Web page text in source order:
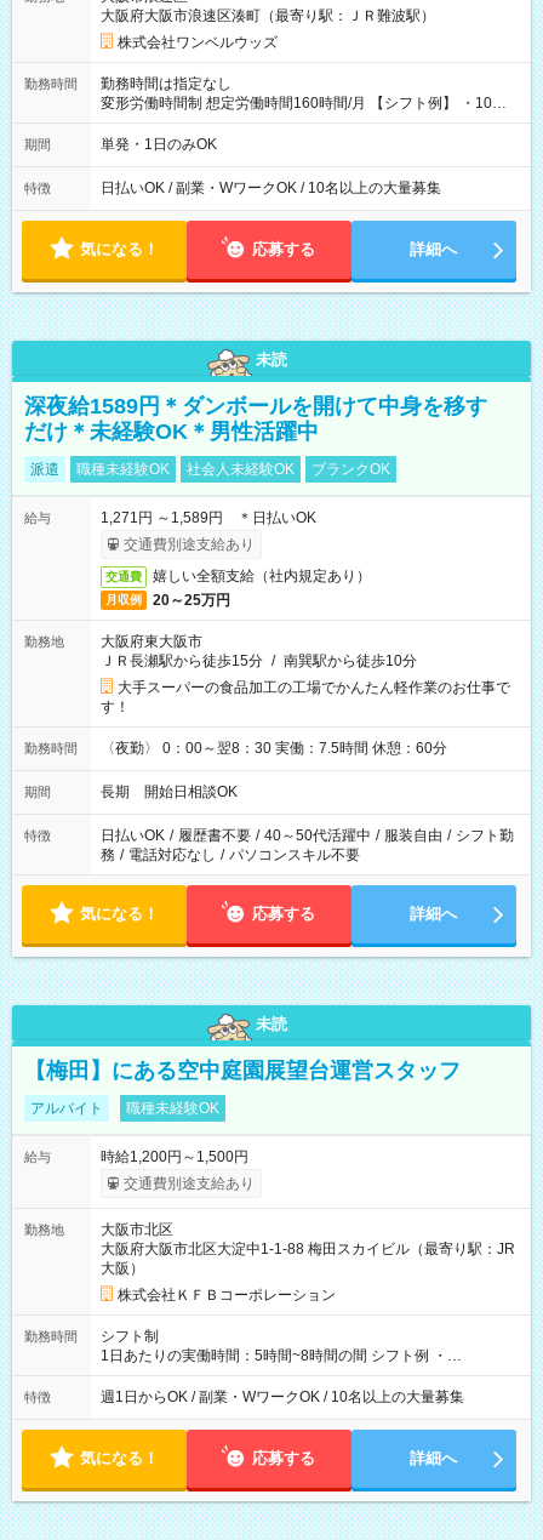
大阪府大阪市浪速区湊町（最寄り駅：ＪＲ難波駅）
株式会社ワンベルウッズ
勤務時間
勤務時間は指定なし
変形労働時間制 想定労働時間160時間/月 【シフト例】 ・10：
00～20：00
期間 単発・1日のみOK
特徴 日払いOK / 副業・WワークOK / 10名以上の大量募集
気になる！ 応募する 詳細へ
未読
深夜給1589円＊ダンボールを開けて中身を移す
だけ＊未経験OK＊男性活躍中
派遣 職種未経験OK 社会人未経験OK ブランクOK
給与
1,271円 ～1,589円 ＊日払いOK
交通費別途支給あり
交通費 嬉しい全額支給（社内規定あり）
月収例 20～25万円
勤務地
大阪府東大阪市
ＪＲ長瀬駅から徒歩15分 / 南巽駅から徒歩10分
大手スーパーの食品加工の工場でかんたん軽作業のお仕事で
す！
勤務時間 〈夜勤〉 0：00～翌8：30 実働：7.5時間 休憩：60分
期間 長期 開始日相談OK
特徴 日払いOK / 履歴書不要 / 40～50代活躍中 / 服装自由 / シフト勤
務 / 電話対応なし / パソコンスキル不要
気になる！ 応募する 詳細へ
未読
【梅田】にある空中庭園展望台運営スタッフ
アルバイト 職種未経験OK
給与
時給1,200円～1,500円
交通費別途支給あり
勤務地
大阪市北区
大阪府大阪市北区大淀中1-1-88 梅田スカイビル（最寄り駅：JR
大阪）
株式会社ＫＦＢコーポレーション
勤務時間
シフト制
1日あたりの実働時間：5時間~8時間の間 シフト例 ・
9:30~18:00 実働7.5時間 ・9:30~14:30 実働5時間 ・
16:00~21:30 実働5.5時間
特徴 週1日からOK / 副業・WワークOK / 10名以上の大量募集
気になる！ 応募する 詳細へ